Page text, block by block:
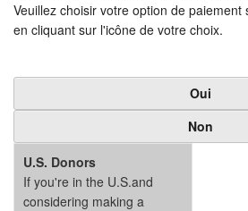
Les Cartes
Veuillez choisir votre option de
en cliquant sur l'icône de votre choix.
Oui
Non
U.S. Donors
If you're in the U.S.and
considering making a